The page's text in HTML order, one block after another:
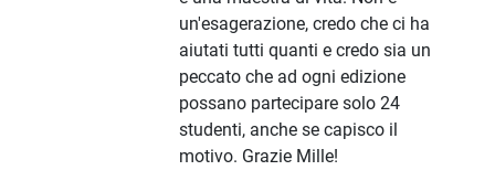
un'esagerazione, credo che ci ha
aiutati tutti quanti e credo sia un
peccato che ad ogni edizione
possano partecipare solo 24
studenti, anche se capisco il
motivo. Grazie Mille!